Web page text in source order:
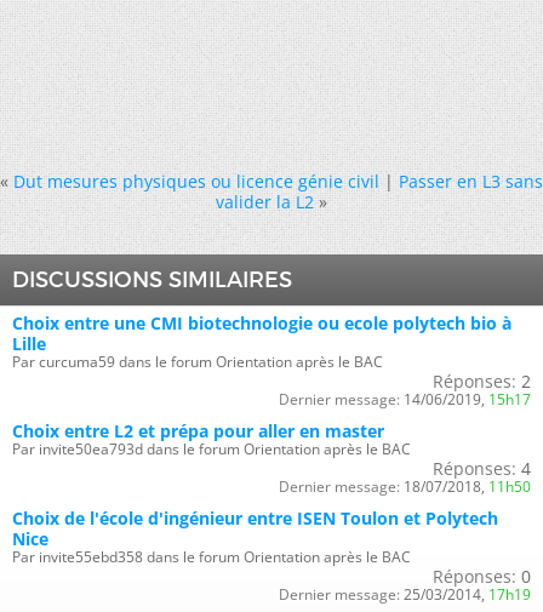
« Dut mesures physiques ou licence génie civil|Passer en L3 sans
valider la L2 »
DISCUSSIONS SIMILAIRES
Choix entre une CMI biotechnologie ou ecole polytech bio à
Lille
Par curcuma59 dans le forum Orientation après le BAC
Réponses: 2
Dernier message: 14/06/2019, 15h17
Choix entre L2 et prépa pour aller en master
Par invite50ea793d dans le forum Orientation après le BAC
Réponses: 4
Dernier message: 18/07/2018, 11h50
Choix de l'école d'ingénieur entre ISEN Toulon et Polytech
Nice
Par invite55ebd358 dans le forum Orientation après le BAC
Réponses: 0
Dernier message: 25/03/2014, 17h19